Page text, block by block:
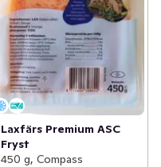
Laxfärs Premium ASC
Fryst
450 g, Compass